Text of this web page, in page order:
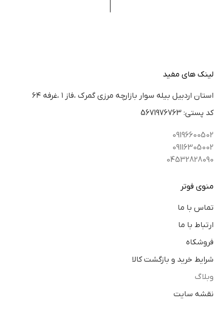
لینک های مفید
استان اردبيل بيله سوار بازارچه مرزي گمرك ،فاز ١ ،غرفه ٦٤
كد پستي: 5671976763
09196600502
09116305002
04532828090
منوی فوتر
تماس با ما
ارتباط با ما
فروشکاه
شرایط خرید و بازگشت کالا
وبلاگ
نقشه سایت